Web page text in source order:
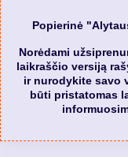
Popierinė
Norėdami
laikraščio versiją
ir nurodykite savo
būti pristatomas